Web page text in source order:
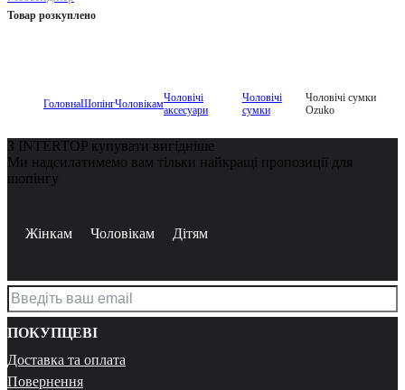
Товар розкуплено
ГоловнаШопінгЧоловікамЧоловічі
аксесуари
Чоловічі
сумки
Чоловічі сумки
Ozuko
З INTERTOP купувати вигідніше
Ми надсилатимемо вам тільки найкращі пропозиції для
шопінгу
Жінкам Чоловікам Дітям
ПОКУПЦЕВІ
Доставка та оплата
Повернення